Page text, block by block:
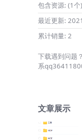
包含资源: (1个)
最近更新:
累计销量: 2
下载遇到问题
系
文章展示